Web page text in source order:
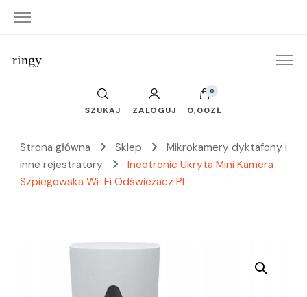
ringy
SZUKAJ ZALOGUJ
0
0,00ZŁ
Strona główna Sklep
Mikrokamery dyktafony i
inne rejestratory
Ineotronic Ukryta Mini Kamera
Szpiegowska Wi-Fi Odświeżacz Pl